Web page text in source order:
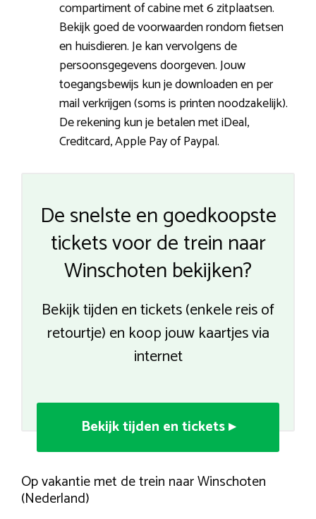
compartiment of cabine met 6 zitplaatsen.
Bekijk goed de voorwaarden rondom fietsen
en huisdieren. Je kan vervolgens de
persoonsgegevens doorgeven. Jouw
toegangsbewijs kun je downloaden en per
mail verkrijgen (soms is printen noodzakelijk).
De rekening kun je betalen met iDeal,
Creditcard, Apple Pay of Paypal.
De snelste en goedkoopste
tickets voor de trein naar
Winschoten bekijken?
Bekijk tijden en tickets (enkele reis of
retourtje) en koop jouw kaartjes via
internet
Bekijk tijden en tickets ▸
Op vakantie met de trein naar Winschoten
(Nederland)